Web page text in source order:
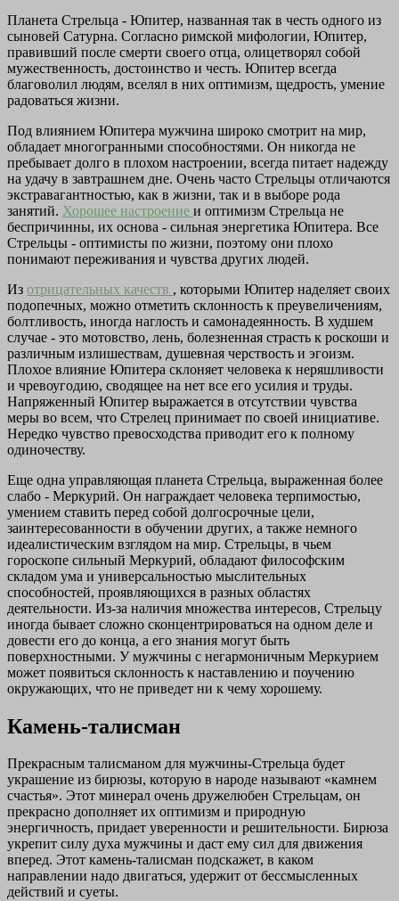
Планета Стрельца - Юпитер, названная так в честь одного из
сыновей Сатурна. Согласно римской мифологии, Юпитер,
правивший после смерти своего отца, олицетворял собой
мужественность, достоинство и честь. Юпитер всегда
благоволил людям, вселял в них оптимизм, щедрость, умение
радоваться жизни.
Под влиянием Юпитера мужчина широко смотрит на мир,
обладает многогранными способностями. Он никогда не
пребывает долго в плохом настроении, всегда питает надежду
на удачу в завтрашнем дне. Очень часто Стрельцы отличаются
экстравагантностью, как в жизни, так и в выборе рода
занятий. Хорошее настроение и оптимизм Стрельца не
беспричинны, их основа - сильная энергетика Юпитера. Все
Стрельцы - оптимисты по жизни, поэтому они плохо
понимают переживания и чувства других людей.
Из отрицательных качеств , которыми Юпитер наделяет своих
подопечных, можно отметить склонность к преувеличениям,
болтливость, иногда наглость и самонадеянность. В худшем
случае - это мотовство, лень, болезненная страсть к роскоши и
различным излишествам, душевная черствость и эгоизм.
Плохое влияние Юпитера склоняет человека к неряшливости
и чревоугодию, сводящее на нет все его усилия и труды.
Напряженный Юпитер выражается в отсутствии чувства
меры во всем, что Стрелец принимает по своей инициативе.
Нередко чувство превосходства приводит его к полному
одиночеству.
Еще одна управляющая планета Стрельца, выраженная более
слабо - Меркурий. Он награждает человека терпимостью,
умением ставить перед собой долгосрочные цели,
заинтересованности в обучении других, а также немного
идеалистическим взглядом на мир. Стрельцы, в чьем
гороскопе сильный Меркурий, обладают философским
складом ума и универсальностью мыслительных
способностей, проявляющихся в разных областях
деятельности. Из-за наличия множества интересов, Стрельцу
иногда бывает сложно сконцентрироваться на одном деле и
довести его до конца, а его знания могут быть
поверхностными. У мужчины с негармоничным Меркурием
может появиться склонность к наставлению и поучению
окружающих, что не приведет ни к чему хорошему.
Камень-талисман
Прекрасным талисманом для мужчины-Стрельца будет
украшение из бирюзы, которую в народе называют «камнем
счастья». Этот минерал очень дружелюбен Стрельцам, он
прекрасно дополняет их оптимизм и природную
энергичность, придает уверенности и решительности. Бирюза
укрепит силу духа мужчины и даст ему сил для движения
вперед. Этот камень-талисман подскажет, в каком
направлении надо двигаться, удержит от бессмысленных
действий и суеты.